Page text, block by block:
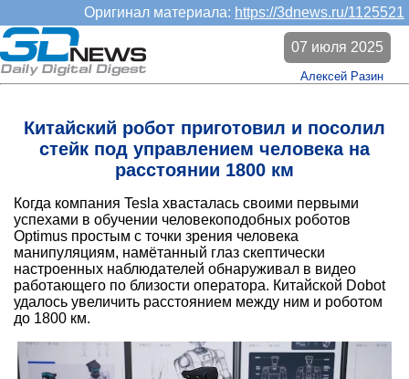
Оригинал материала: https://3dnews.ru/1125521
Китайский робот приготовил и посолил
стейк под управлением человека на
расстоянии 1800 км
07 июля 2025
Алексей Разин
Когда компания Tesla хвасталась своими первыми
успехами в обучении человекоподобных роботов
Optimus простым с точки зрения человека
манипуляциям, намётанный глаз скептически
настроенных наблюдателей обнаруживал в видео
работающего по близости оператора. Китайской Dobot
удалось увеличить расстоянием между ним и роботом
до 1800 км.